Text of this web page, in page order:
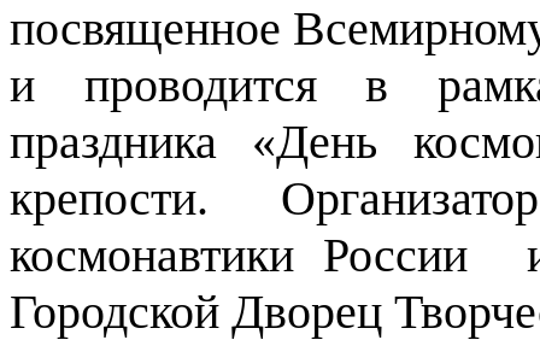
посвященное
и проводится в
праздника «День
крепости.
космонавтики России
Городской Дворец